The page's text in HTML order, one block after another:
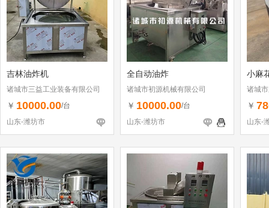
吉林油炸机
诸城市三益工业装备有限公司
￥ 10000.00/台
山东-潍坊市
全自动油炸
诸城市初源机械有限公司
￥ 10000.00/台
山东-潍坊市
小麻
诸城
￥
山东-